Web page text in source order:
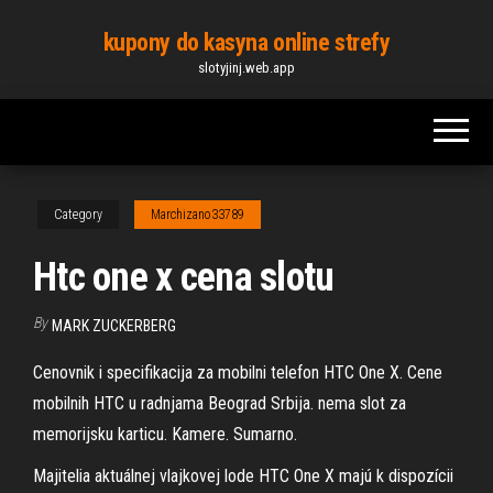
content
kupony do kasyna online strefy
slotyjinj.web.app
Category Marchizano33789
Htc one x cena slotu
By MARK ZUCKERBERG
Cenovnik i specifikacija za mobilni telefon HTC One X. Cene
mobilnih HTC u radnjama Beograd Srbija. nema slot za
memorijsku karticu. Kamere. Sumarno.
Majitelia aktuálnej vlajkovej lode HTC One X majú k dispozícii